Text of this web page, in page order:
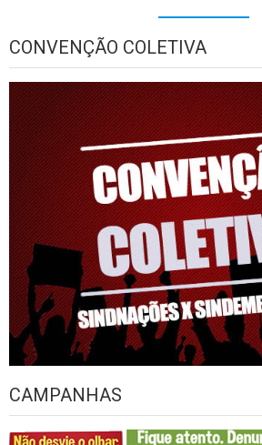
CONVENÇÃO COLETIVA
CAMPANHAS